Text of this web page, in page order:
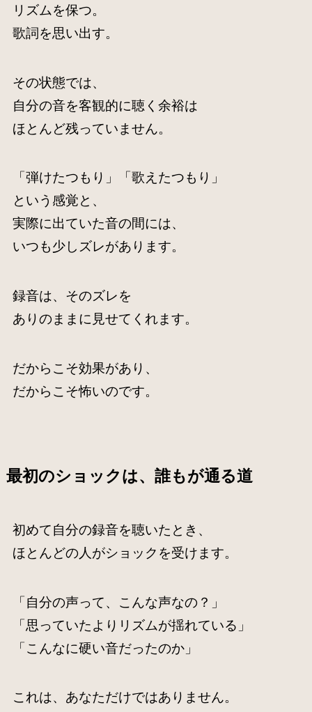
リズムを保つ。
歌詞を思い出す。
その状態では、
自分の音を客観的に聴く余裕は
ほとんど残っていません。
「弾けたつもり」「歌えたつもり」
という感覚と、
実際に出ていた音の間には、
いつも少しズレがあります。
録音は、そのズレを
ありのままに見せてくれます。
だからこそ効果があり、
だからこそ怖いのです。
最初のショックは、誰もが通る道
初めて自分の録音を聴いたとき、
ほとんどの人がショックを受けます。
「自分の声って、こんな声なの？」
「思っていたよりリズムが揺れている」
「こんなに硬い音だったのか」
これは、あなただけではありません。